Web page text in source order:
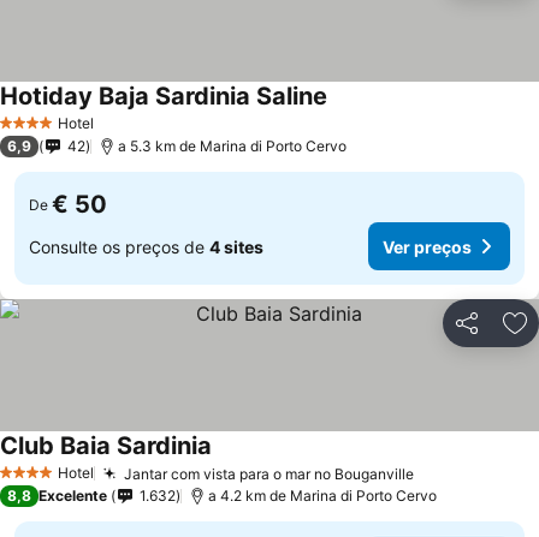
4 EstrelasHotel
Hotiday Baja Sardinia Saline
6,9 42 a 5.3 km de Marina di Porto Cervo
De € 50
Consulte os preços de 4 sites Ver preços
Partilhar
4 EstrelasHotel Jantar com vista para o mar no BouganvilleVer preços
Club Baia Sardinia
8,8 Excelente 1.632 a 4.2 km de Marina di Porto Cervo